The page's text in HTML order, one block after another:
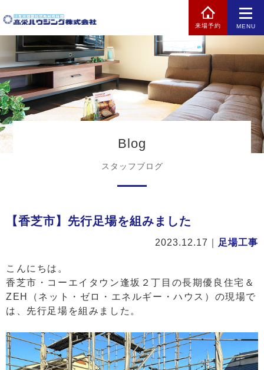
来場予約 MENU
Blog
スタッフブログ
【香芝市】先行足場を組みました
2023.12.17 足場工事
こんにちは。
香芝市・コーエイタウン逢坂２丁目の長期優良住宅＆
ZEH（ネット・ゼロ・エネルギー・ハウス）の現場で
は、先行足場を組みました。